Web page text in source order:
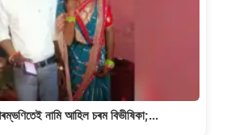
নামি আহিল চৰম বিভীষিকা;…